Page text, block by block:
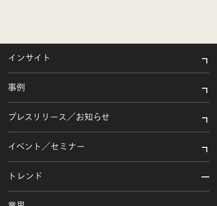
インサイト
事例
プレスリリース／お知らせ
イベント／セミナー
トレンド